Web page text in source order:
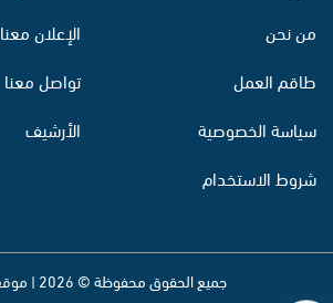
من نحن
طاقم العمل
سياسة الخصوصية
شروط الاستخدام
الإعلان معنا
تواصل معنا
الأرشيف
جميع الحقوق محفوظة © 2026 | موقع الشمس